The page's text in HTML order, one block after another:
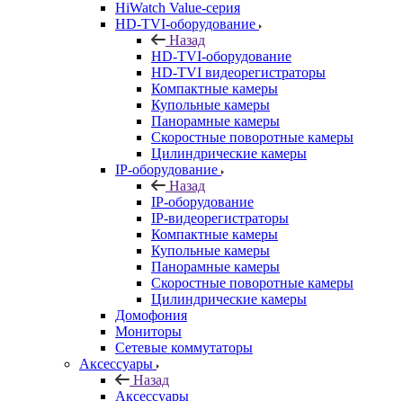
HiWatch Value-серия
HD-TVI-оборудование
Назад
HD-TVI-оборудование
HD-TVI видеорегистраторы
Компактные камеры
Купольные камеры
Панорамные камеры
Скоростные поворотные камеры
Цилиндрические камеры
IP-оборудование
Назад
IP-оборудование
IP-видеорегистраторы
Компактные камеры
Купольные камеры
Панорамные камеры
Скоростные поворотные камеры
Цилиндрические камеры
Домофония
Мониторы
Сетевые коммутаторы
Аксессуары
Назад
Аксессуары